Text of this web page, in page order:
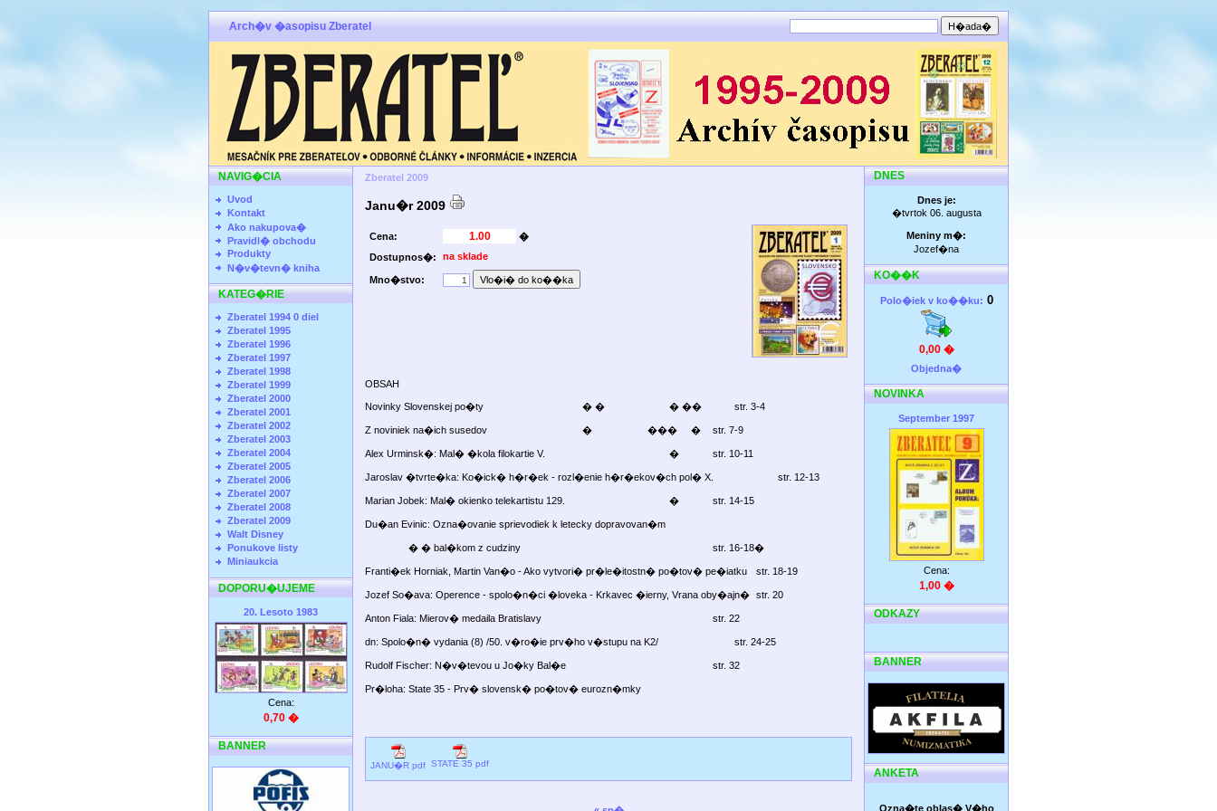
Arch�v �asopisu Zberatel
NAVIG�CIA
Uvod
Kontakt
Ako nakupova�
Pravidl� obchodu
Produkty
N�v�tevn� kniha
KATEG�RIE
Zberatel 1994 0 diel
Zberatel 1995
Zberatel 1996
Zberatel 1997
Zberatel 1998
Zberatel 1999
Zberatel 2000
Zberatel 2001
Zberatel 2002
Zberatel 2003
Zberatel 2004
Zberatel 2005
Zberatel 2006
Zberatel 2007
Zberatel 2008
Zberatel 2009
Walt Disney
Ponukove listy
Miniaukcia
DOPORU�UJEME
20. Lesoto 1983
Cena:
0,70 �
BANNER
Zberatel 2009
Janu�r 2009
Cena:
�
Dostupnos�:
na sklade
Mno�stvo:
OBSAH
Novinky Slovenskej po�ty � � � ��
		str.
3-4
Z noviniek na�ich susedov � ��� �
	str.
7-9
Alex Urminsk�: Mal� �kola filokartie V. �
		str.
10-11
Jaroslav �tvrte�ka: Ko�ick� h�r�ek - rozl�enie h�r�ekov�ch pol� X.
			str.
12-13
Marian Jobek: Mal� okienko telekartistu 129. �
		str.
14-15
Du�an Evinic: Ozna�ovanie sprievodiek k letecky dopravovan�m
� � bal�kom z cudziny
									str.
16-18�
Franti�ek Horniak, Martin Van�o - Ako vytvori� pr�le�itostn� po�tov� pe�iatku
	str.
18-19
Jozef So�ava: Operence - spolo�n�ci �loveka - Krkavec �ierny, Vrana oby�ajn�
	str.
20
Anton Fiala: Mierov� medaila Bratislavy
								str.
22
dn: Spolo�n� vydania (8) /50. v�ro�ie prv�ho v�stupu na K2/
				str.
24-25
Rudolf Fischer: N�v�tevou u Jo�ky Bal�e
							str.
32
Pr�loha: State 35 - Prv� slovensk� po�tov� eurozn�mky
JANU�R pdf STATE 35 pdf
DNES
Dnes je:
�tvrtok 06. augusta
Meniny m�:
Jozef�na
KO��K
Polo�iek v ko��ku: 0
0,00 �
Objedna�
NOVINKA
September 1997
Cena:
1,00 �
ODKAZY
BANNER
ANKETA
Ozna�te oblas� V�ho